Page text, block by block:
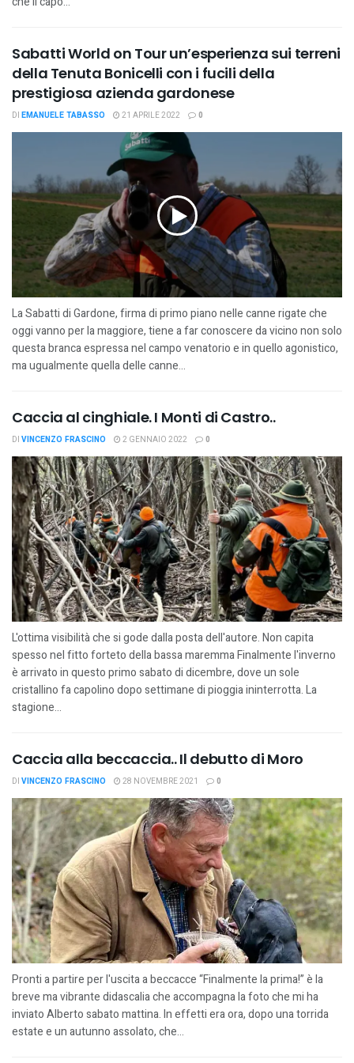
Sabatti World on Tour un’esperienza sui terreni
della Tenuta Bonicelli con i fucili della
prestigiosa azienda gardonese
DI EMANUELE TABASSO 21 APRILE 2022 0
La Sabatti di Gardone, firma di primo piano nelle canne rigate che
oggi vanno per la maggiore, tiene a far conoscere da vicino non solo
questa branca espressa nel campo venatorio e in quello agonistico,
ma ugualmente quella delle canne...
Caccia al cinghiale. I Monti di Castro..
DI VINCENZO FRASCINO 2 GENNAIO 2022 0
L'ottima visibilità che si gode dalla posta dell'autore. Non capita
spesso nel fitto forteto della bassa maremma Finalmente l'inverno
è arrivato in questo primo sabato di dicembre, dove un sole
cristallino fa capolino dopo settimane di pioggia ininterrotta. La
stagione...
Caccia alla beccaccia.. Il debutto di Moro
DI VINCENZO FRASCINO 28 NOVEMBRE 2021 0
Pronti a partire per l'uscita a beccacce “Finalmente la prima!” è la
breve ma vibrante didascalia che accompagna la foto che mi ha
inviato Alberto sabato mattina. In effetti era ora, dopo una torrida
estate e un autunno assolato, che...